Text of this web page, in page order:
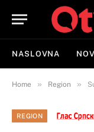
NASLOVNA
Home » Region »
REGION